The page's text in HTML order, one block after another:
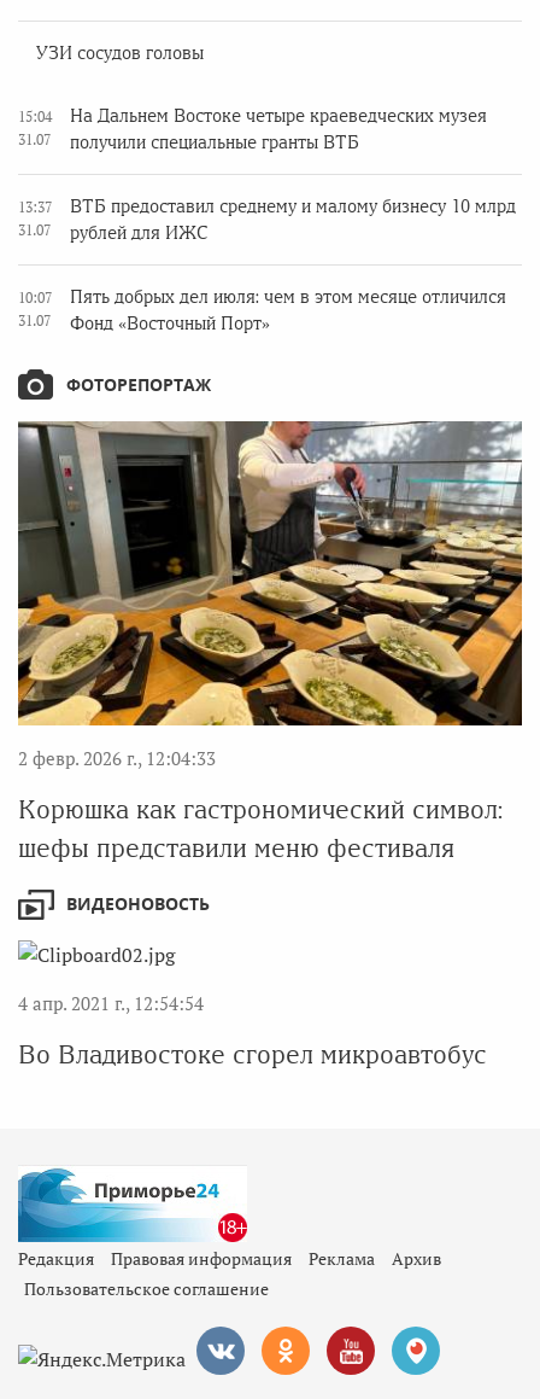
УЗИ сосудов головы
15:04
31.07
На Дальнем Востоке четыре краеведческих музея
получили специальные гранты ВТБ
13:37
31.07
ВТБ предоставил среднему и малому бизнесу 10 млрд
рублей для ИЖС
10:07
31.07
Пять добрых дел июля: чем в этом месяце отличился
Фонд «Восточный Порт»
ФОТОРЕПОРТАЖ
2 февр. 2026 г., 12:04:33
Корюшка как гастрономический символ:
шефы представили меню фестиваля
ВИДЕОНОВОСТЬ
4 апр. 2021 г., 12:54:54
Во Владивостоке сгорел микроавтобус
Редакция Правовая информация Реклама
Архив
Пользовательское соглашение